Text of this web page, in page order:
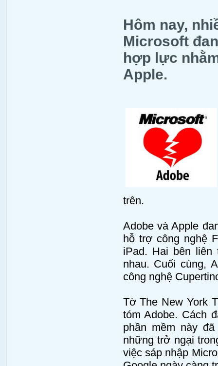
Hôm nay,
Microsoft
hợp lực
Apple.
trên.
Adobe và Apple
hỗ trợ công nghệ
iPad. Hai bên liên
nhau. Cuối cùng,
công nghệ
Tờ The New York
tóm Adobe. Cách
phần mềm này
những trở ngại
việc sáp nhập